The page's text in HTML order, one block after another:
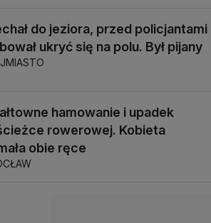
do jeziora, przed policjantami
ukryć się na polu. Był pijany
hamowanie i upadek
rowerowej. Kobieta
obie ręce